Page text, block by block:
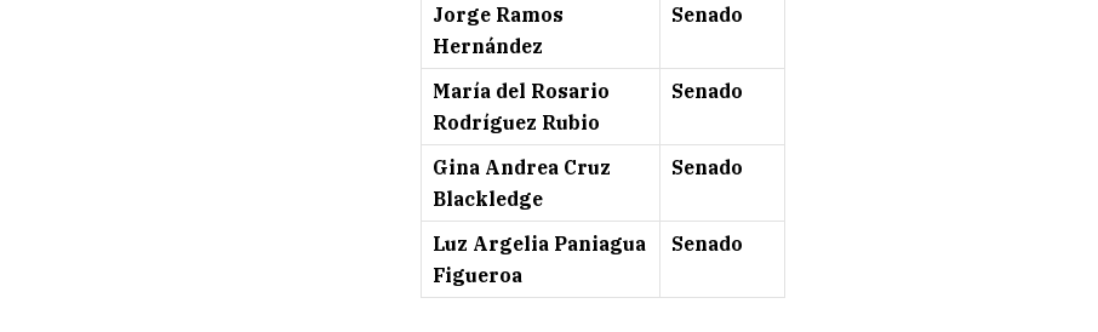
Jorge Ramos
Hernández
Senado
María del Rosario
Rodríguez Rubio
Senado
Gina Andrea Cruz
Blackledge
Senado
Luz Argelia Paniagua
Figueroa
Senado